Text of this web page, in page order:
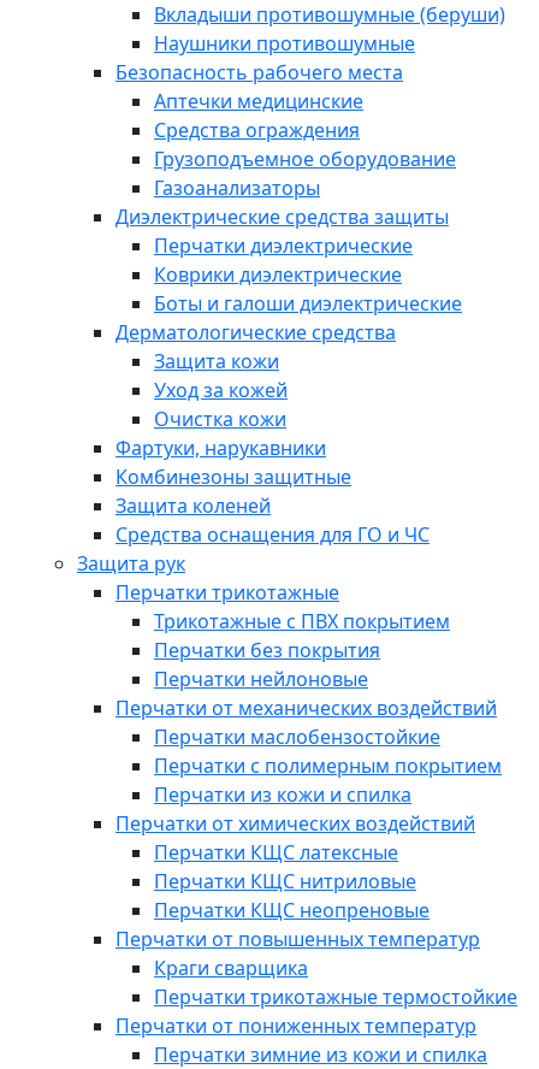
Вкладыши противошумные (беруши)
Наушники противошумные
Безопасность рабочего места
Аптечки медицинские
Средства ограждения
Грузоподъемное оборудование
Газоанализаторы
Диэлектрические средства защиты
Перчатки диэлектрические
Коврики диэлектрические
Боты и галоши диэлектрические
Дерматологические средства
Защита кожи
Уход за кожей
Очистка кожи
Фартуки, нарукавники
Комбинезоны защитные
Защита коленей
Средства оснащения для ГО и ЧС
Защита рук
Перчатки трикотажные
Трикотажные с ПВХ покрытием
Перчатки без покрытия
Перчатки нейлоновые
Перчатки от механических воздействий
Перчатки маслобензостойкие
Перчатки с полимерным покрытием
Перчатки из кожи и спилка
Перчатки от химических воздействий
Перчатки КЩС латексные
Перчатки КЩС нитриловые
Перчатки КЩС неопреновые
Перчатки от повышенных температур
Краги сварщика
Перчатки трикотажные термостойкие
Перчатки от пониженных температур
Перчатки зимние из кожи и спилка